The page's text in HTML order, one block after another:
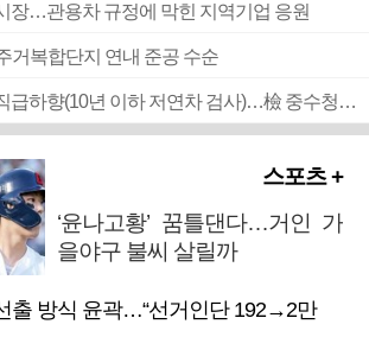
장…관용차 규정에 막힌 지역기업 응원
거복합단지 연내 준공 수순
■ 검사 신분 버리고 직급하향(10년 이하 저연차 검사)…檢 중수청행 기피
스포츠 +
‘윤나고황’ 꿈틀댄다…거인 가
을야구 불씨 살릴까
출 방식 윤곽…“선거인단 192→2만